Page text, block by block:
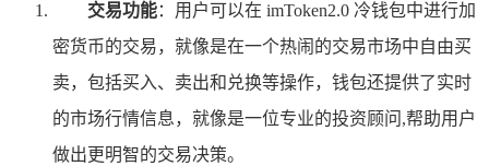
交易功能：用户可以在 imToken2.0 冷钱包中进行加
密货币的交易，就像是在一个热闹的交易市场中自由买
卖，包括买入、卖出和兑换等操作，钱包还提供了实时
的市场行情信息，就像是一位专业的投资顾问,帮助用户
做出更明智的交易决策。